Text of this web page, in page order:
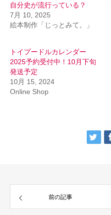
自分史が流行っている？
7月 10, 2025
絵本制作「じっとみて。」
トイプードルカレンダー
2025予約受付中！10月下旬
発送予定
10月 15, 2024
Online Shop
前の記事